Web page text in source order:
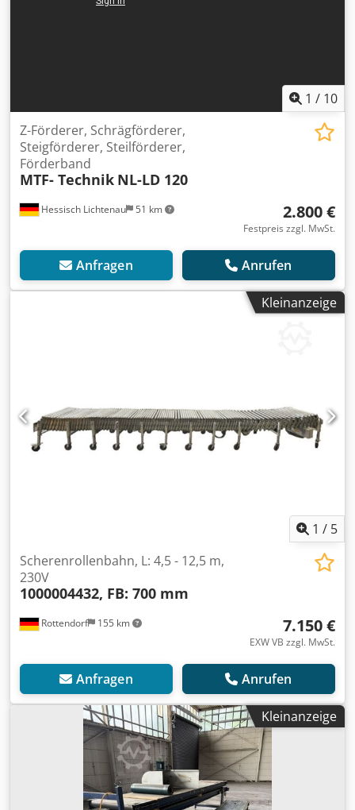
1 / 10
Hessisch Lichtenau 51 km
Z-Förderer, Schrägförderer,
Steigförderer, Steilförderer,
Förderband
MTF- Technik NL-LD 120
2.800 €
Festpreis zzgl. MwSt.
Anfragen Anrufen
Kleinanzeige
1 / 5
Rottendorf 155 km
Scherenrollenbahn, L: 4,5 - 12,5 m,
230V
1000004432, FB: 700 mm
7.150 €
EXW VB zzgl. MwSt.
Anfragen Anrufen
Kleinanzeige